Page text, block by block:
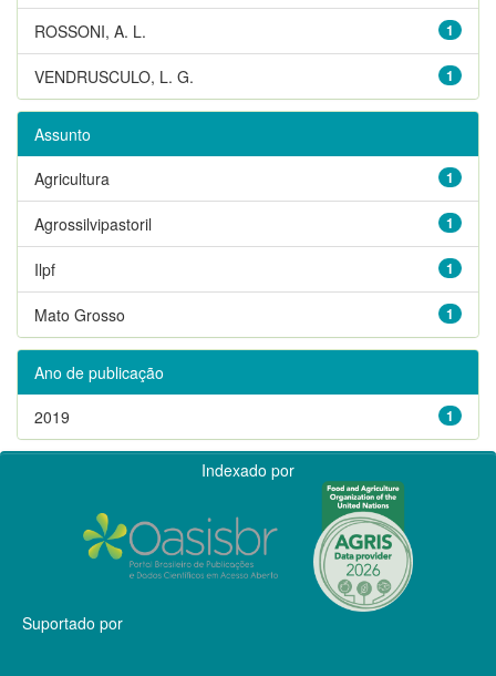
1
ROSSONI, A. L.
1
VENDRUSCULO, L. G.
Assunto
1
Agricultura
1
Agrossilvipastoril
1
Ilpf
1
Mato Grosso
Ano de publicação
1
2019
Indexado por
Suportado por